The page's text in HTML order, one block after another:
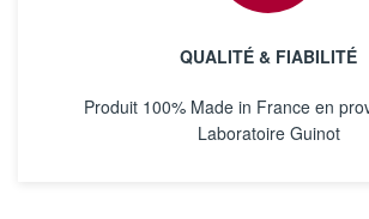
QUALITÉ & FIABILITÉ
Produit 100% Made in France en
Laboratoire Guinot